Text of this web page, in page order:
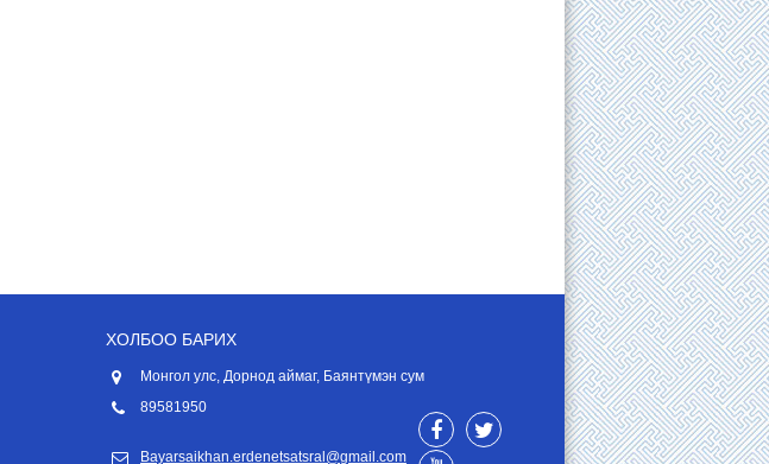
ХОЛБОО БАРИХ
Монгол улс, Дорнод аймаг, Баянтүмэн сум
89581950
Bayarsaikhan.erdenetsatsral@gmail.com